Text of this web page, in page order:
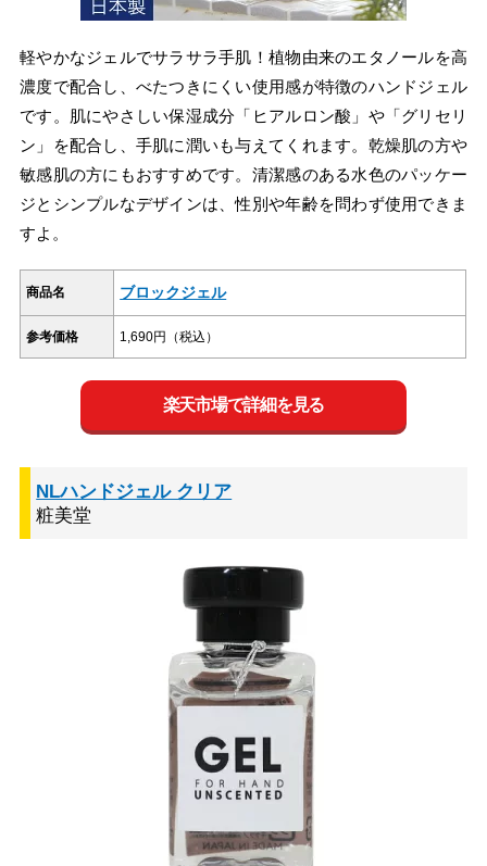
軽やかなジェルでサラサラ手肌！植物由来のエタノールを高
濃度で配合し、べたつきにくい使用感が特徴のハンドジェル
です。肌にやさしい保湿成分「ヒアルロン酸」や「グリセリ
ン」を配合し、手肌に潤いも与えてくれます。乾燥肌の方や
敏感肌の方にもおすすめです。清潔感のある水色のパッケー
ジとシンプルなデザインは、性別や年齢を問わず使用できま
すよ。
商品名 ブロックジェル
参考価格 1,690円（税込）
楽天市場で詳細を見る
NLハンドジェル クリア
粧美堂